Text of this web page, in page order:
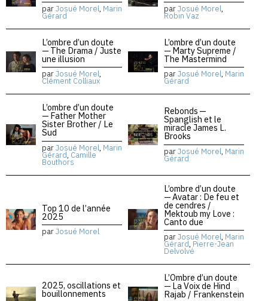
parJosué Morel, Marin
Gérard
parJosué Morel,
Robin Vaz
L’ombre d’un doute
— The Drama / Juste
une illusion
parJosué Morel,
Clément Colliaux
L’ombre d’un doute
— Marty Supreme /
The Mastermind
parJosué Morel, Marin
Gérard
L’ombre d’un doute
— Father Mother
Sister Brother / Le
Sud
parJosué Morel, Marin
Gérard, Camille
Bouthors
Rebonds —
Spanglish et le
miracle James L.
Brooks
parJosué Morel, Marin
Gérard
Top 10 de l’année
2025
parJosué Morel
L’ombre d’un doute
— Avatar : De feu et
de cendres /
Mektoub my Love :
Canto due
parJosué Morel, Marin
Gérard, Pierre-Jean
Delvolvé
2025, oscillations et
bouillonnements
L’Ombre d’un doute
— La Voix de Hind
Rajab / Frankenstein